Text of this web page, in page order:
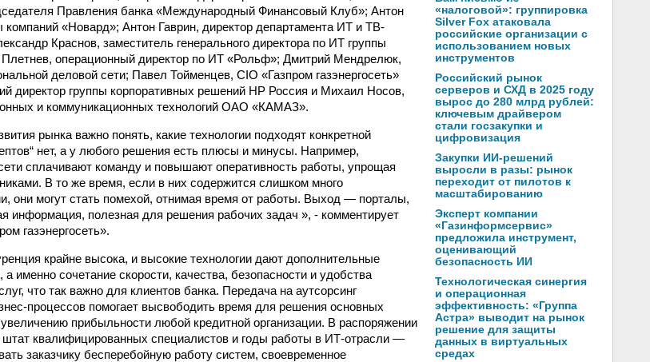
Правления банка «Международный Финансовый Клуб»; Антон
компаний «Новард»; Антон Гаврин, директор департамента ИТ и ТВ-
Краснов, заместитель генерального директора по ИТ группы
Плетнев, операционный директор по ИТ «Рольф»; Дмитрий Мендрелюк,
деловой сети; Павел Тойменцев, CIO «Газпром газэнергосеть»
директор группы корпоративных решений HP Россия и Михаил Носов,
и коммуникационных технологий ОАО «КАМАЗ».
рынка важно понять, какие технологии подходят конкретной
нет, а у любого решения есть плюсы и минусы. Например,
сплачивают команду и повышают оперативность работы, упрощая
В то же время, если в них содержится слишком много
они могут стать помехой, отнимая время от работы. Выход — порталы,
информация, полезная для решения рабочих задач », - комментирует
газэнергосеть».
крайне высока, и высокие технологии дают дополнительные
именно сочетание скорости, качества, безопасности и удобства
что так важно для клиентов банка. Передача на аутсорсинг
процессов помогает высвободить время для решения основных
прибыльности любой кредитной организации. В распоряжении
квалифицированных специалистов и годы работы в ИТ-отрасли —
заказчику бесперебойную работу систем, своевременное
«налоговой»: группировка
Silver Fox атаковала
российские организации с
использованием новых
инструментов
Российский рынок
серверов и СХД в 2025 году
вырос до 280 млрд рублей:
ключевым драйвером
стали госзакупки и
цифровизация
Закупки ИИ-решений
выросли в разы: рынок
переходит от пилотов к
масштабированию
Эксперт компании
«Газинформсервис»
предложила инструмент,
оценивающий
безопасность ИИ
Технологическая синергия
и операционная
эффективность: «Группа
Астра» выводит на рынок
решение для защиты
данных в виртуальных
средах